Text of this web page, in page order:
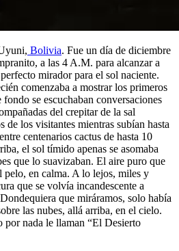
Bolivia. Fue un día de diciembre
a las 4 A.M. para alcanzar a
mirador para el sol naciente.
comenzaba a mostrar los primeros
se escuchaban conversaciones
del crepitar de la sal
de los visitantes mientras subían hasta
centenarios cactus de hasta 10
el sol tímido apenas se asomaba
que lo suavizaban. El aire puro que
en calma. A lo lejos, miles y
que se volvía incandescente a
que miráramos, solo había
las nubes, allá arriba, en el cielo.
por nada le llaman “El Desierto